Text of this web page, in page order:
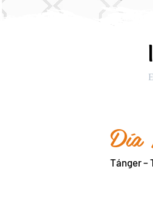
Día
Tánger –